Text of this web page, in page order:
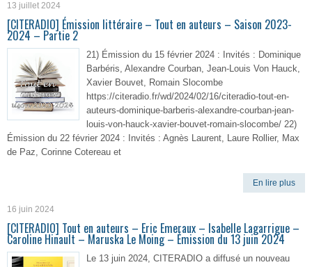
13 juillet 2024
[CITERADIO] Émission littéraire – Tout en auteurs – Saison 2023-
2024 – Partie 2
21) Émission du 15 février 2024 : Invités : Dominique
Barbéris, Alexandre Courban, Jean-Louis Von Hauck,
Xavier Bouvet, Romain Slocombe
https://citeradio.fr/wd/2024/02/16/citeradio-tout-en-
auteurs-dominique-barberis-alexandre-courban-jean-
louis-von-hauck-xavier-bouvet-romain-slocombe/ 22)
Émission du 22 février 2024 : Invités : Agnès Laurent, Laure Rollier, Max
de Paz, Corinne Cotereau et
En lire plus
16 juin 2024
[CITERADIO] Tout en auteurs – Eric Emeraux – Isabelle Lagarrigue –
Caroline Hinault – Maruska Le Moing – Émission du 13 juin 2024
Le 13 juin 2024, CITERADIO a diffusé un nouveau